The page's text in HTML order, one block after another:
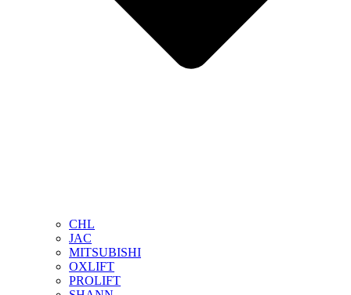
CHL
JAC
MITSUBISHI
OXLIFT
PROLIFT